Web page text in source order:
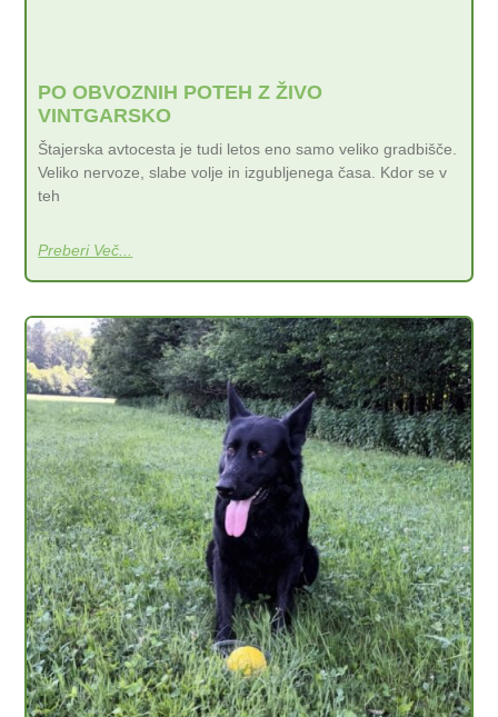
PO OBVOZNIH POTEH Z ŽIVO
VINTGARSKO
Štajerska avtocesta je tudi letos eno samo veliko gradbišče.
Veliko nervoze, slabe volje in izgubljenega časa. Kdor se v
teh
Preberi Več...